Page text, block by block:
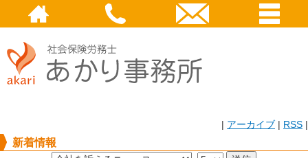
| アーカイブ | RSS |
新着情報